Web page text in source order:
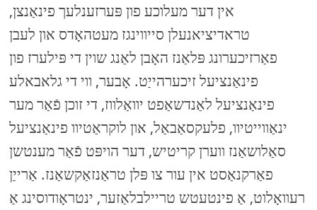
אין דער מעלוכע פון ​​פּערזענלעך פינאַנצן,
טראדיציאנעלן סייווינגז מעטהאָדס און לעבן
פאַרזיכערונג פּלאַנז האָבן לאַנג שוין די פּילערז פון
פינאַנציעל זיכערהייַט. אָבער, ווי די גלאבאלע
פינאַנציעל לאַנדשאַפט יוואַלווז, די זוכן פֿאַר מער
ינאַווייטיוו, פלעקסאַבאַל, און לוקראַטיוו פינאַנציעל
סאַלושאַנז ווערן קריטיש, דער הויפּט פֿאַר מענטשן
פאַרקנאַסט אין עור צו פּלן טראַנזאַקשאַנז. אַרייַן
רעוואָלוט, אַ פינטעטש טריילבלאַזער, ינטראָודוסינג אַ